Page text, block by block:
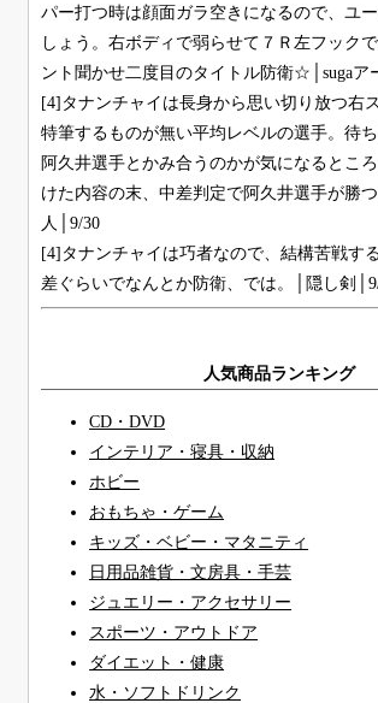
パー打つ時は顔面ガラ空きになるので、ユ
しょう。右ボディで弱らせて７Ｒ左フック
ント聞かせ二度目のタイトル防衛☆│sugaア
[4]タナンチャイは長身から思い切り放つ右
特筆するものが無い平均レベルの選手。待
阿久井選手とかみ合うのかが気になるとこ
けた内容の末、中差判定で阿久井選手が勝
人│9/30
[4]タナンチャイは巧者なので、結構苦戦す
差ぐらいでなんとか防衛、では。│隠し剣
人気商品ランキング
CD・DVD
インテリア・寝具・収納
ホビー
おもちゃ・ゲーム
キッズ・ベビー・マタニティ
日用品雑貨・文房具・手芸
ジュエリー・アクセサリー
スポーツ・アウトドア
ダイエット・健康
水・ソフトドリンク